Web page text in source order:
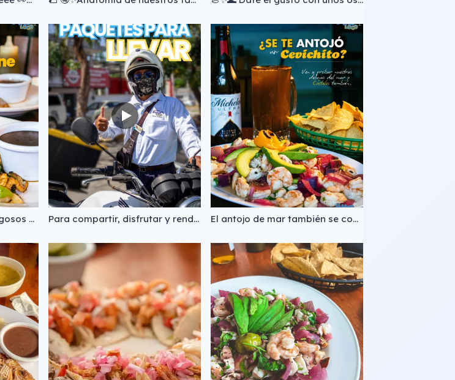
Ven a probar nuestros jugosos cortes de carne al punto, preparados al momento para ese antojo que no se discute🔥🥩 📍 José Ma. Morelos 87, Centro 📲 Pide para recoger o a domicilio: (983) 688 1912 (983) 129 2090 (983) 197 2493 #TacoLoco #chetumal #bacalar #arrachera #fajitasdepollo Para compartir, disfrutar y rendir🫶🏼 En El Taco Loco Chetumal tenemos lo ideal: ¡más de 30 combinaciones! en paquetes SOLO PARA LLEVAR🛵🍴🚗 👥 Para 3 personas desde $200 👨‍👩‍👧‍👦 Para 6 personas desde $380 Ricos, rendidores y al mejor precio 😋📲 Haz tu pedido y pasa por él😁 (983) 83 21213 (983) 129 2090 (983) 197 2493 #ParaLlevar #chetumal #TacoLoco El antojo de mar también se comparte… y sabe mejor 🦐🔥 Ceviches frescos y cócteles bien servidos, preparados al momento para ese antojo que no se discute 🤩 📍 José Ma. Morelos 87, Centro https://maps.app.goo.gl/xVGeo5BHLknEnfcH8?g_st=ic 📲 Pide para recoger o a domicilio: (983) 688 1912 (983) 129 2090 (983) 197 2493 #cócteles #ceviche #tacoloco #chetumal #bacalar